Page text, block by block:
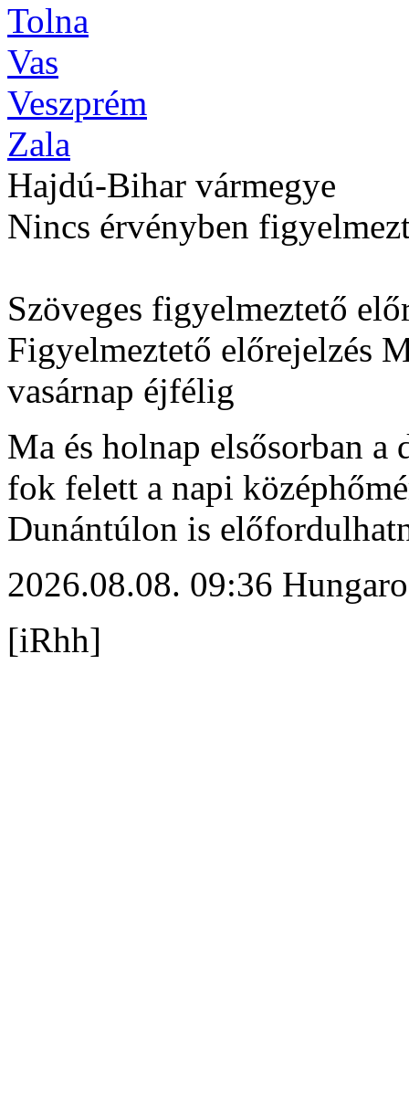
Tolna
Vas
Veszprém
Zala
Hajdú-Bihar vármegye
Nincs érvényben
Szöveges figyelmeztető
Figyelmeztető előrejelzés
vasárnap éjfélig
Ma és holnap elsősorban
fok felett a napi
Dunántúlon is
2026.08.08. 09:36
[iRhh]